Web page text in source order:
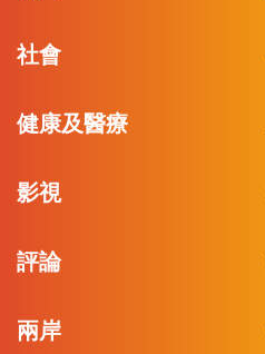
社會
健康及醫療
影視
評論
兩岸